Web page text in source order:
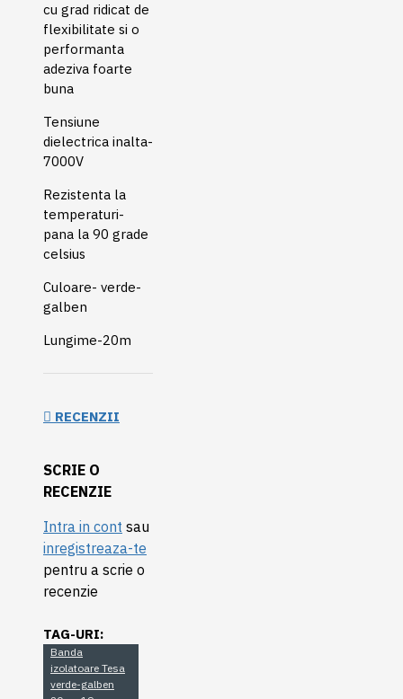
cu grad ridicat de
flexibilitate si o
performanta
adeziva foarte
buna
Tensiune
dielectrica inalta-
7000V
Rezistenta la
temperaturi-
pana la 90 grade
celsius
Culoare- verde-
galben
Lungime-20m
RECENZII
SCRIE O
RECENZIE
Intra in cont sau
inregistreaza-te
pentru a scrie o
recenzie
TAG-URI:
Banda
izolatoare Tesa
verde-galben